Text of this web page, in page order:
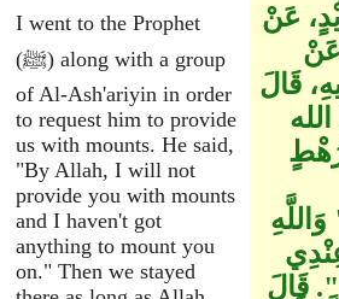
I went to the Prophet
(ﷺ) along with a group
of Al-Ash'ariyin in order
to request him to provide
us with mounts. He said,
"By Allah, I will not
provide you with mounts
and I haven't got
anything to mount you
on." Then we stayed
عَنْ
عَنْ
قَالَ
قَالَ